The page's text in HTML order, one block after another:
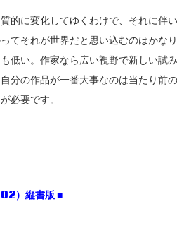
的に変化してゆくわけで、それに伴
てそれが世界だと思い込むのはかな
低い。作家なら広い視野で新しい試
分の作品が一番大事なのは当たり前
必要です。
）縦書版 ■